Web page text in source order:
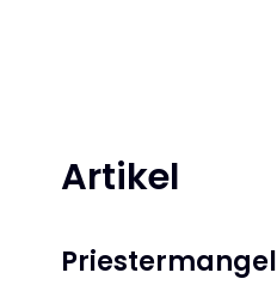
Artikel
Priestermangel